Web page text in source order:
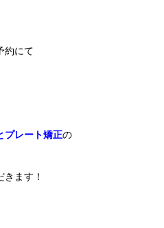
約にて
プレート矯正の
ます！